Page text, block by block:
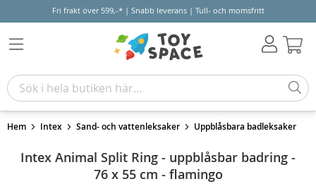
Fri frakt över 599,-* | Snabb leverans | Tull- och momsfritt
Hem Intex Sand- och vattenleksaker Uppblåsbara badleksaker
Intex Animal Split Ring - uppblåsbar badring -
76 x 55 cm - flamingo